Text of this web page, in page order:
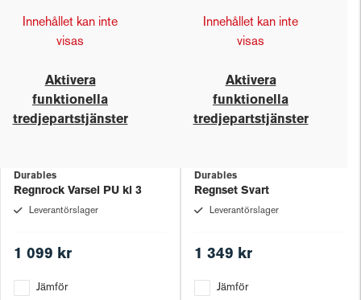
Innehållet kan inte
visas
Aktivera
funktionella
tredjepartstjänster
Durables
Regnrock Varsel PU kl 3
Leverantörslager
1 099 kr
Jämför
Innehållet kan inte
visas
Aktivera
funktionella
tredjepartstjänster
Durables
Regnset Svart
Leverantörslager
1 349 kr
Jämför